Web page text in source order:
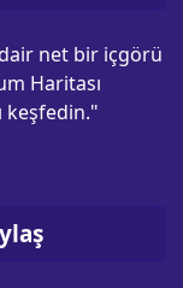
net bir içgörü
Haritası
keşfedin."